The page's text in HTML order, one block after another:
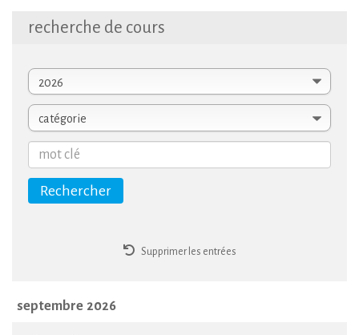
recherche de cours
Supprimer les entrées
septembre 2026